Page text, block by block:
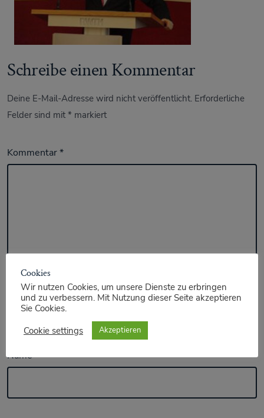
Schreibe einen Kommentar
Deine E-Mail-Adresse wird nicht veröffentlicht. Erforderliche
Felder sind mit* markiert
Kommentar*
Name*
Cookies
Wir nutzen Cookies, um unsere Dienste zu erbringen
und zu verbessern. Mit Nutzung dieser Seite akzeptieren
Sie Cookies.
Cookie settings
Akzeptieren